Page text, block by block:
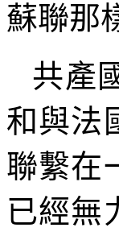
蘇聯那
共產
和與法
聯繫在
已經無